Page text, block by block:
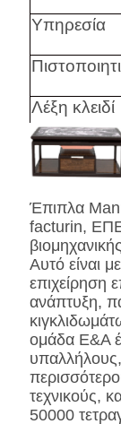
Υπηρεσία
Λέξη κλειδί
Harware
Αφρός
Ύφασμα
Έπιπλα
facturin, ΕΠΕ
Αυτό είναι
επιχείρηση
ανάπτυξη,
ομάδα Ε&Α
τεχνικούς,
50000